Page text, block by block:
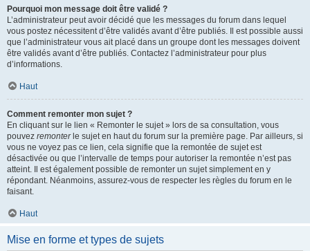
Pourquoi mon message doit être validé ?
L’administrateur peut avoir décidé que les messages du forum dans lequel
vous postez nécessitent d’être validés avant d’être publiés. Il est possible aussi
que l’administrateur vous ait placé dans un groupe dont les messages doivent
être validés avant d’être publiés. Contactez l’administrateur pour plus
d’informations.
Haut
Comment remonter mon sujet ?
En cliquant sur le lien « Remonter le sujet » lors de sa consultation, vous
pouvez remonterle sujet en haut du forum sur la première page. Par ailleurs, si
vous ne voyez pas ce lien, cela signifie que la remontée de sujet est
désactivée ou que l’intervalle de temps pour autoriser la remontée n’est pas
atteint. Il est également possible de remonter un sujet simplement en y
répondant. Néanmoins, assurez-vous de respecter les règles du forum en le
faisant.
Haut
Mise en forme et types de sujets